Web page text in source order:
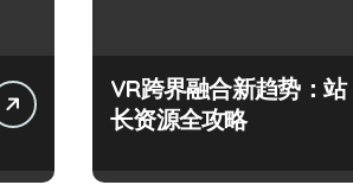
VR跨界融合新趋势：站
长资源全攻略